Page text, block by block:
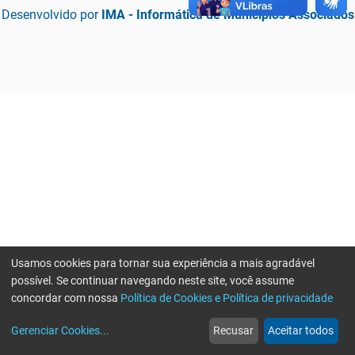
Desenvolvido por IMA - Informática de Municípios Associados
web
Notícias
more_horiz
Mais
Usamos cookies para tornar sua experiência a mais agradável
possível. Se continuar navegando neste site, você assume
concordar com nossa Política de Cookies e Política de privacidade
Gerenciar Cookies... Recusar Aceitar todos
Erro ao enviar informações, por favor tente novamente